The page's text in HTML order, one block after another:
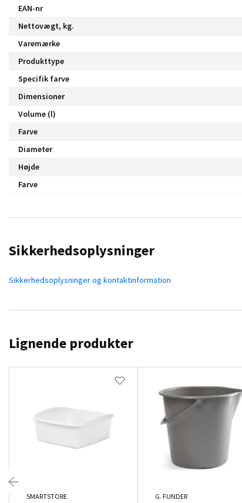
EAN-nr
Nettovægt, kg.
Varemærke
Produkttype
Specifik farve
Dimensioner
Volume (l)
Farve
Diameter
Højde
Farve
Sikkerhedsoplysninger
Sikkerhedsoplysninger og kontaktinformation
Lignende produkter
SMARTSTORE G. FUNDER